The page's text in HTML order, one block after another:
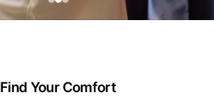
Find Your Comfort